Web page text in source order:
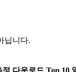
닙니다.
정 다운로드 Top 10